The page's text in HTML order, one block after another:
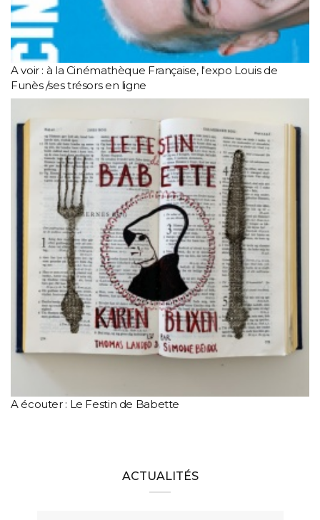
A voir : à la Cinémathèque Française, l'expo Louis de
Funès /ses trésors en ligne
A écouter : Le Festin de Babette
ACTUALITÉS